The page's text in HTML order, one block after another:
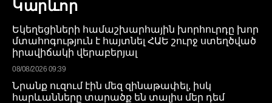
Կարևոր
Եկեղեցիների համաշխարհային խորհուրդը խոր
մտահոգություն է հայտնել ՀԱԵ շուրջ ստեղծված
իրավիճակի վերաբերյալ
08/08/2026 09:39
Նրանք ուզում էին մեզ զինաթափել, իսկ
հարևանները տարածք են տալիս մեր դեմ